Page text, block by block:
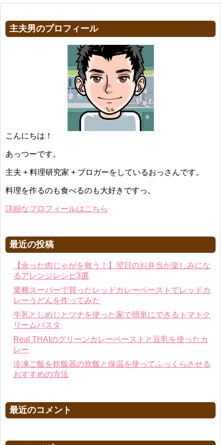
主夫男のプロフィール
こんにちは！
あっつーです。
主夫 + 料理研究家 + ブロガーをしているおっさんです。
料理を作るのも食べるのも大好きですっ。
詳細なプロフィールはこちら
最近の投稿
【余った肉じゃがを救う！】翌日のお弁当が楽しみにな
るアレンジレシピ3選
業務スーパーで買ったレッドカレーペーストでレッドカ
レーうどんを作ってみた
牛乳としめじとツナを使った家で簡単にできるトマトク
リームパスタ
Real THAIのグリーンカレーペーストと豆乳を使ったカ
レー
冷凍ご飯を炊飯器の炊飯と保温を使ってふっくらさせる
おすすめの方法
最近のコメント